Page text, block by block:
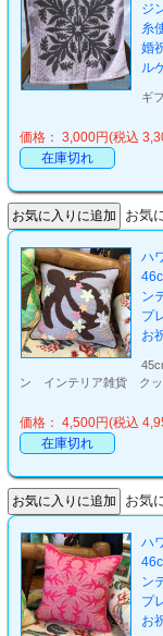
ジ
糸
婚
ル
ギ
価格： 3,000円(税込
在庫切れ
お気
ハ
ン
プ
お
ン インテリア雑貨 クッ
価格： 4,500円(税込
在庫切れ
お気
ハ
ン
プ
お